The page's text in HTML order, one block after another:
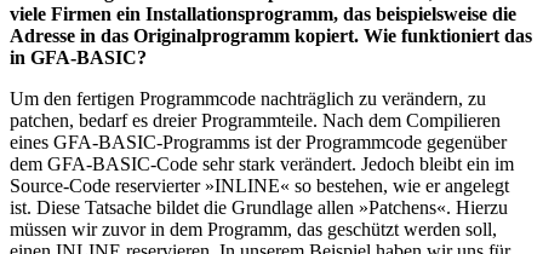
viele Firmen ein Installationsprogramm, das beispielsweise die
Adresse in das Originalprogramm kopiert. Wie funktioniert das
in GFA-BASIC?
Um den fertigen Programmcode nachträglich zu verändern, zu
patchen, bedarf es dreier Programmteile. Nach dem Compilieren
eines GFA-BASIC-Programms ist der Programmcode gegenüber
dem GFA-BASIC-Code sehr stark verändert. Jedoch bleibt ein im
Source-Code reservierter »INLINE« so bestehen, wie er angelegt
ist. Diese Tatsache bildet die Grundlage allen »Patchens«. Hierzu
müssen wir zuvor in dem Programm, das geschützt werden soll,